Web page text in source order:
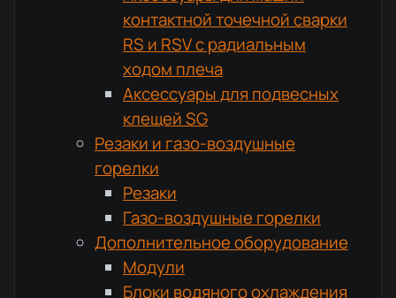
контактной точечной сварки
RS и RSV с радиальным
ходом плеча
Аксессуары для подвесных
клещей SG
Резаки и газо-воздушные
горелки
Резаки
Газо-воздушные горелки
Дополнительное оборудование
Модули
Блоки водяного охлаждения